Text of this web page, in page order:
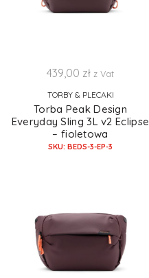
439,00 zł z Vat
TORBY & PLECAKI
Torba Peak Design
Everyday Sling 3L v2 Eclipse
– fioletowa
SKU: BEDS-3-EP-3